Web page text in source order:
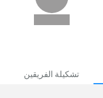
تشكيلة الفريقين